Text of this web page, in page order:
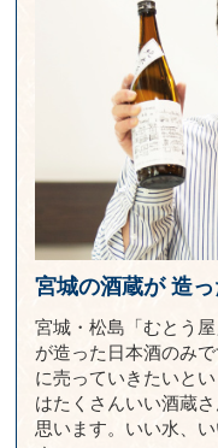
宮城の酒蔵が造っ
宮城・松島「むとう
が造った日本酒のみ
に売っていきたいと
はたくさんいい酒蔵
思います。いい水、